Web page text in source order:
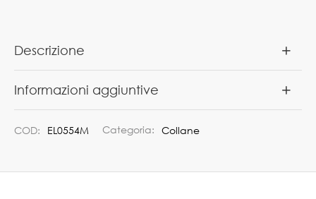
Descrizione
Informazioni aggiuntive
COD: EL0554M Categoria: Collane